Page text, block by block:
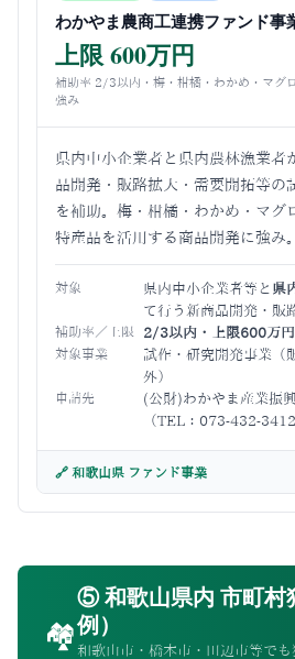
わかやま農商工連携ファンド事
上限 600万円
補助率 2/3以内・梅・柑橘・わかめ・マグ
強み
県内中小企業者と県内農林漁業者
品開発・販路拡大・需要開拓等の
を補助。梅・柑橘・わかめ・マグ
特産品を活用する商品開発に強み。
対象 県内中小企業者等と 県
て行う新商品開発・販
補助率／上限 2/3以内・上限600万円
対象事業
試作・研究開発事業（
外）
申請先
(公財)わかやま産業振
（TEL：073-432-3412
🔗 和歌山県 ファンド事業
🏘
⑤ 和歌山県内 市町村
例）
和歌山市・橋本市・田辺市等で